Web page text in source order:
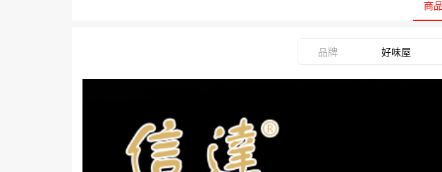
商
品牌 好味屋